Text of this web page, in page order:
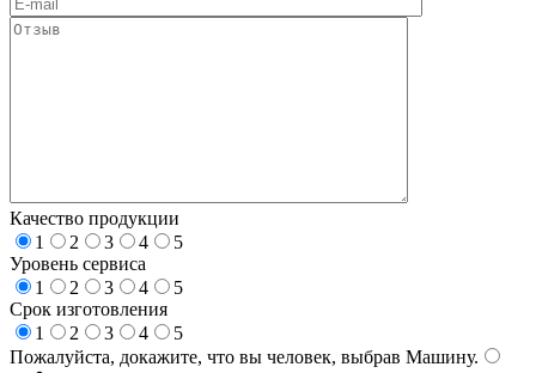
Качество продукции
1
2 3 4
5
Уровень сервиса
1
2 3 4
5
Срок изготовления
1
2 3 4
5
Пожалуйста, докажите, что вы человек, выбрав Машину.